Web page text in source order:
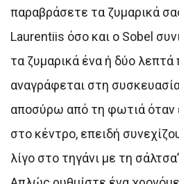
παραβράσετε τα ζυμαρικά
Laurentiis όσο και ο Sobel
τα ζυμαρικά ένα ή δύο
αναγράφεται στη
αποσύρω από τη φωτιά όταν
στο κέντρο, επειδή
λίγο στο τηγάνι με τη